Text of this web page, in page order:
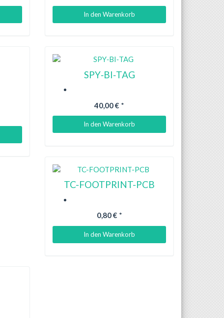
In den Warenkorb
SPY‐BI‐TAG
40,00 € *
In den Warenkorb
TC-FOOTPRINT-PCB
0,80 € *
In den Warenkorb